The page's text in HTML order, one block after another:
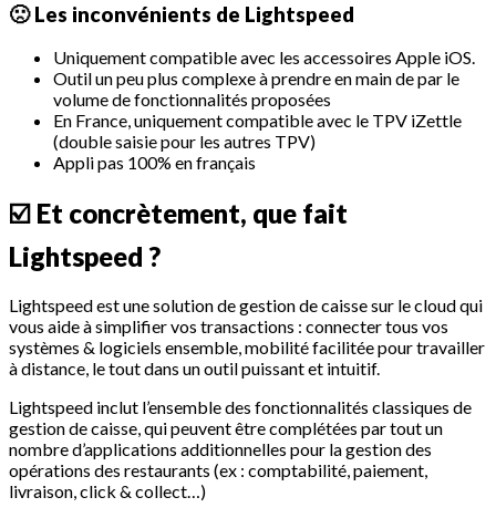
🙁 Les inconvénients de Lightspeed
Uniquement compatible avec les accessoires Apple iOS.
Outil un peu plus complexe à prendre en main de par le
volume de fonctionnalités proposées
En France, uniquement compatible avec le TPV iZettle
(double saisie pour les autres TPV)
Appli pas 100% en français
☑️ Et concrètement, que fait
Lightspeed ?
Lightspeed est une solution de gestion de caisse sur le cloud qui
vous aide à simplifier vos transactions : connecter tous vos
systèmes & logiciels ensemble, mobilité facilitée pour travailler
à distance, le tout dans un outil puissant et intuitif.
Lightspeed inclut l’ensemble des fonctionnalités classiques de
gestion de caisse, qui peuvent être complétées par tout un
nombre d’applications additionnelles pour la gestion des
opérations des restaurants (ex : comptabilité, paiement,
livraison, click & collect…)